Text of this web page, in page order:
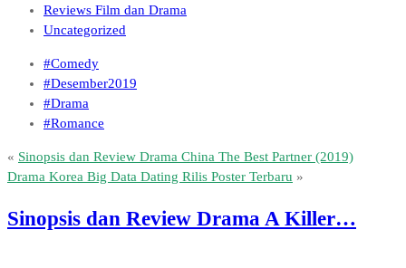
Reviews Film dan Drama
Uncategorized
#Comedy
#Desember2019
#Drama
#Romance
« Sinopsis dan Review Drama China The Best Partner (2019)
Drama Korea Big Data Dating Rilis Poster Terbaru »
Sinopsis dan Review Drama A Killer…